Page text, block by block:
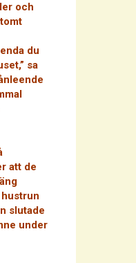
och
du
sa
att de
slutade
under